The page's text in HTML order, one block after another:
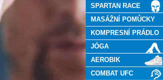
SPARTAN RACE
MASÁŽNÍ POMŮCKY
KOMPRESNÍ PRÁDLO
JÓGA
AEROBIK
COMBAT UFC